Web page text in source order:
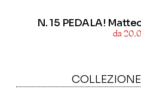
N. 15 PEDALA!
da
COLLEZIONE